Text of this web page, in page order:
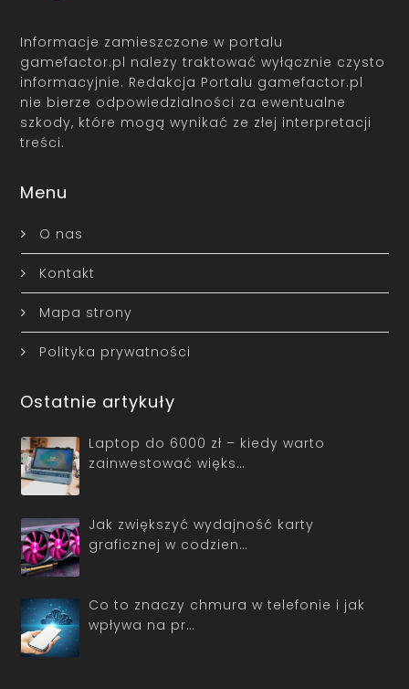
Informacje zamieszczone w portalu
gamefactor.pl należy traktować wyłącznie czysto
informacyjnie. Redakcja Portalu gamefactor.pl
nie bierze odpowiedzialności za ewentualne
szkody, które mogą wynikać ze złej interpretacji
treści.
Menu
O nas
Kontakt
Mapa strony
Polityka prywatności
Ostatnie artykuły
Laptop do 6000 zł – kiedy warto
zainwestować więks…
Jak zwiększyć wydajność karty
graficznej w codzien…
Co to znaczy chmura w telefonie i jak
wpływa na pr…